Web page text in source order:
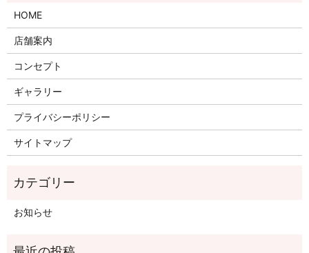
HOME
店舗案内
コンセプト
ギャラリー
プライバシーポリシー
サイトマップ
お知らせ